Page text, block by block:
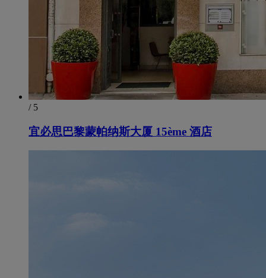
/ 5
宜必思巴黎蒙帕纳斯大厦 15ème 酒店